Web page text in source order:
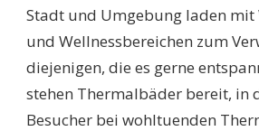
Stadt und Umgebung laden mit
und Wellnessbereichen zum
diejenigen, die es gerne
stehen Thermalbäder bereit, in
Besucher bei wohltuenden